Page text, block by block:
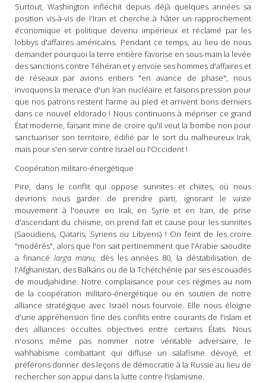
Surtout, Washington infléchit depuis déjà quelques années sa
position vis-à-vis de l'Iran et cherche à hâter un rapprochement
économique et politique devenu impérieux et réclamé par les
lobbys d'affaires américains. Pendant ce temps, au lieu de nous
demander pourquoi la terre entière favorise en sous-main la levée
des sanctions contre Téhéran et y envoie ses hommes d'affaires et
de réseaux par avions entiers "en avance de phase", nous
invoquons la menace d'un Iran nucléaire et faisons pression pour
que nos patrons restent l'arme au pied et arrivent bons derniers
dans ce nouvel eldorado ! Nous continuons à mépriser ce grand
État moderne, faisant mine de croire qu'il veut la bombe non pour
sanctuariser son territoire, édifié par le sort du malheureux Irak,
mais pour s'en servir contre Israël ou l'Occident !
Coopération militaro-énergétique
Pire, dans le conflit qui oppose sunnites et chiites, où nous
devrions nous garder de prendre parti, ignorant le vaste
mouvement à l'oeuvre en Irak, en Syrie et en Iran, de prise
d'ascendant du chiisme, on prend fait et cause pour les sunnites
(Saoudiens, Qataris, Syriens ou Libyens) ! On feint de les croire
"modérés", alors que l'on sait pertinemment que l'Arabie saoudite
a financé larga manu, dès les années 80, la déstabilisation de
l'Afghanistan, des Balkans ou de la Tchétchénie par ses escouades
de moudjahidine. Notre complaisance pour ces régimes au nom
de la coopération militaro-énergétique ou en soutien de notre
alliance stratégique avec Israël nous fourvoie. Elle nous éloigne
d'une appréhension fine des conflits entre courants de l'islam et
des alliances occultes objectives entre certains États. Nous
n'osons même pas nommer notre véritable adversaire, le
wahhabisme combattant qui diffuse un salafisme dévoyé, et
préférons donner des leçons de démocratie à la Russie au lieu de
rechercher son appui dans la lutte contre l'islamisme.